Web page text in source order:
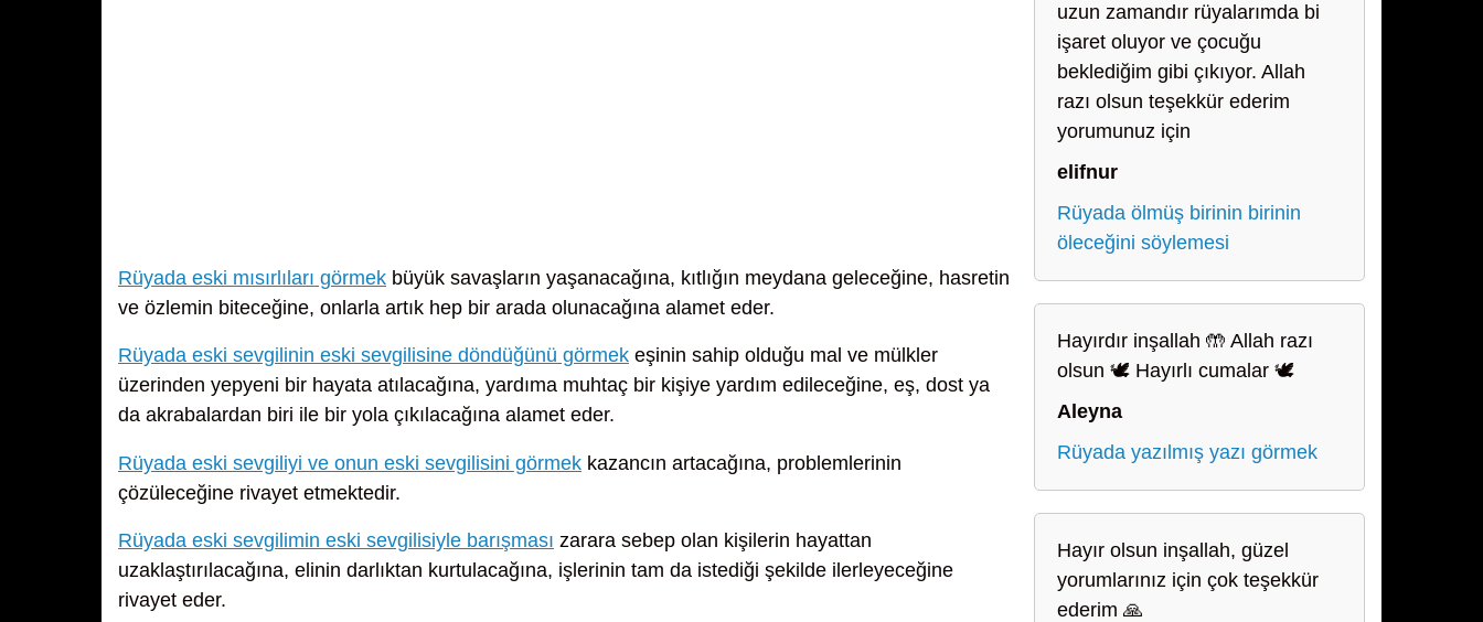
Rüyada eski mısırlıları görmek büyük savaşların yaşanacağına, kıtlığın meydana geleceğine, hasretin
ve özlemin biteceğine, onlarla artık hep bir arada olunacağına alamet eder.
Rüyada eski sevgilinin eski sevgilisine döndüğünü görmek eşinin sahip olduğu mal ve mülkler
üzerinden yepyeni bir hayata atılacağına, yardıma muhtaç bir kişiye yardım edileceğine, eş, dost ya
da akrabalardan biri ile bir yola çıkılacağına alamet eder.
Rüyada eski sevgiliyi ve onun eski sevgilisini görmek kazancın artacağına, problemlerinin
çözüleceğine rivayet etmektedir.
Rüyada eski sevgilimin eski sevgilisiyle barışması zarara sebep olan kişilerin hayattan
uzaklaştırılacağına, elinin darlıktan kurtulacağına, işlerinin tam da istediği şekilde ilerleyeceğine
rivayet eder.
uzun zamandır rüyalarımda bi
işaret oluyor ve çocuğu
beklediğim gibi çıkıyor. Allah
razı olsun teşekkür ederim
yorumunuz için
elifnur
Rüyada ölmüş birinin birinin
öleceğini söylemesi
Hayırdır inşallah 🤲 Allah razı
olsun 🕊️ Hayırlı cumalar 🕊️
Aleyna
Rüyada yazılmış yazı görmek
Hayır olsun inşallah, güzel
yorumlarınız için çok teşekkür
ederim 🙏